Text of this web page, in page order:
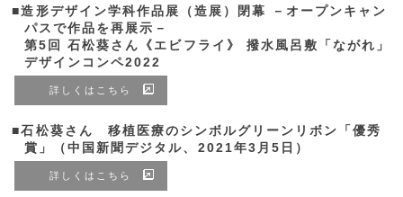
■造形デザイン学科作品展（造展）閉幕 －オープンキャン
パスで作品を再展示－
第5回 石松葵さん《エビフライ》 撥水風呂敷「ながれ」
デザインコンペ2022
詳しくはこちら
■石松葵さん 移植医療のシンボルグリーンリボン「優秀
賞」（中国新聞デジタル、2021年3月5日）
詳しくはこちら